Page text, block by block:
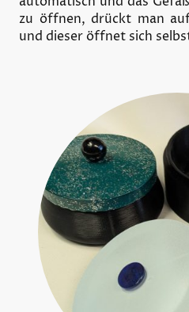
zu öffnen, drückt man
und dieser öffnet sich